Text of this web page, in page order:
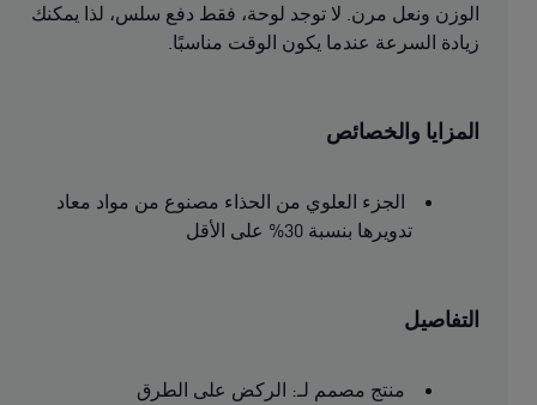
الوزن ونعل مرن. لا توجد لوحة، فقط دفع سلس، لذا يمكنك
زيادة السرعة عندما يكون الوقت مناسبًا.
المزايا والخصائص
الجزء العلوي من الحذاء مصنوع من مواد معاد
تدويرها بنسبة 30% على الأقل
التفاصيل
منتج مصمم لـ: الركض على الطرق